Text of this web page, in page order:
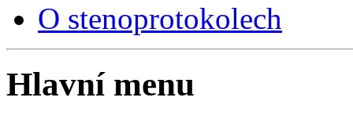
O stenoprotokolech
Hlavní menu